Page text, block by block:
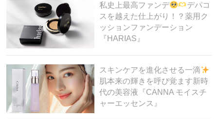
私史上最高ファンデ
デパコ
スを越えた仕上がり！？薬用ク
ッションファンデーション
『HARIAS』
スキンケアを進化させる一滴
肌本来の輝きを呼び覚ます新時
代の美容液『CANNA モイスチ
ャーエッセンス』